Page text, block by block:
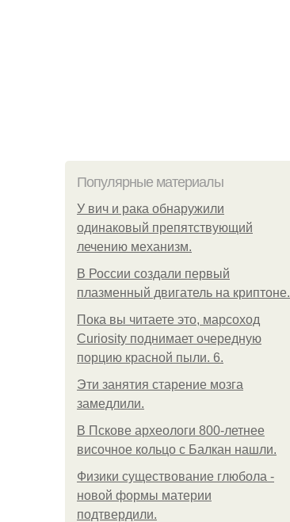
Популярные материалы
У вич и рака обнаружили
одинаковый препятствующий
лечению механизм.
В России создали первый
плазменный двигатель на криптоне.
Пока вы читаете это, марсоход
Curiosity поднимает очередную
порцию красной пыли. 6.
Эти занятия старение мозга
замедлили.
В Пскове археологи 800-летнее
височное кольцо с Балкан нашли.
Физики существование глюбола -
новой формы материи
подтвердили.